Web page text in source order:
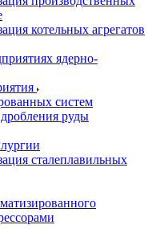
котельных агрегатов
ядерно-
систем
руды
сталеплавильных